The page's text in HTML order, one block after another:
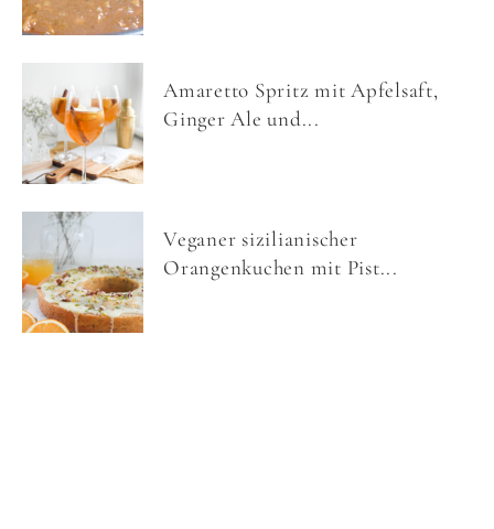
Amaretto Spritz mit Apfelsaft,
Ginger Ale und...
Veganer sizilianischer
Orangenkuchen mit Pist...